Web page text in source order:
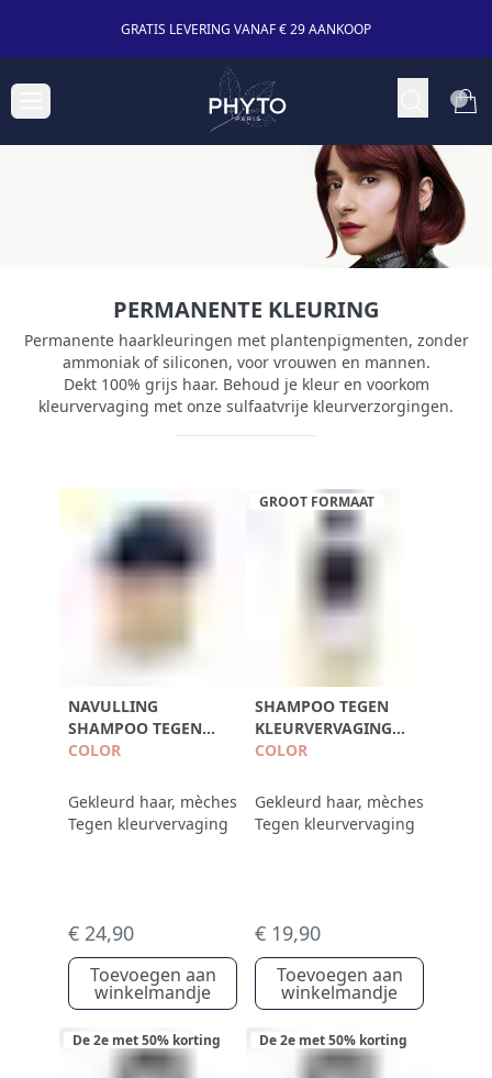
GRATIS LEVERING VANAF € 29 AANKOOP
PERMANENTE KLEURING
Permanente haarkleuringen met plantenpigmenten, zonder
ammoniak of siliconen, voor vrouwen en mannen.
Dekt 100% grijs haar. Behoud je kleur en voorkom
kleurvervaging met onze sulfaatvrije kleurverzorgingen.
NAVULLING
SHAMPOO TEGEN
KLEURVERVAGING
COLOR
Gekleurd haar, mèches
Tegen kleurvervaging
€ 24,90
Toevoegen aan
winkelmandje
GROOT FORMAAT
SHAMPOO TEGEN
KLEURVERVAGING
500ML
COLOR
Gekleurd haar, mèches
Tegen kleurvervaging
€ 19,90
Toevoegen aan
winkelmandje
De 2e met 50% korting De 2e met 50% korting